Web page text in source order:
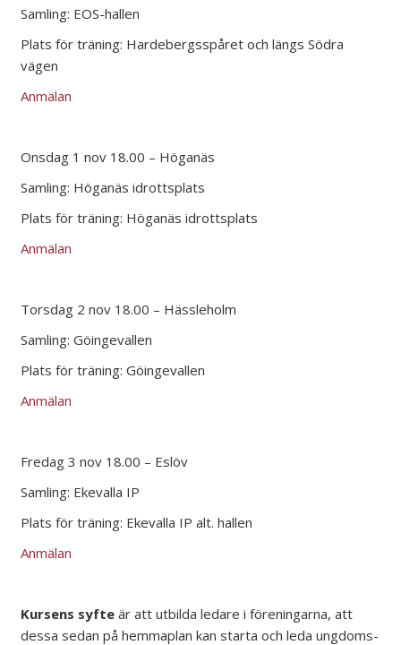
Samling: EOS-hallen
Plats för träning: Hardebergsspåret och längs Södra
vägen
Anmälan
Onsdag 1 nov 18.00 – Höganäs
Samling: Höganäs idrottsplats
Plats för träning: Höganäs idrottsplats
Anmälan
Torsdag 2 nov 18.00 – Hässleholm
Samling: Göingevallen
Plats för träning: Göingevallen
Anmälan
Fredag 3 nov 18.00 – Eslöv
Samling: Ekevalla IP
Plats för träning: Ekevalla IP alt. hallen
Anmälan
Kursens syfteär att utbilda ledare i föreningarna, att
dessa sedan på hemmaplan kan starta och leda ungdoms-